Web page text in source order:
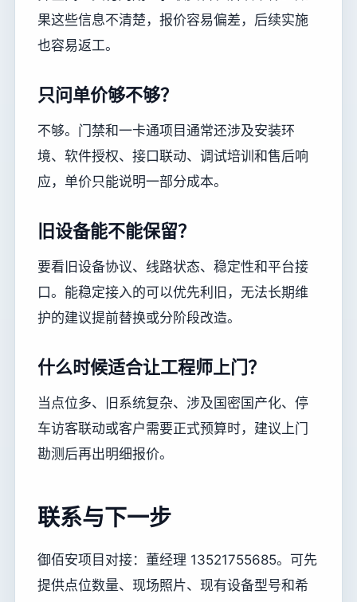
果这些信息不清楚，报价容易偏差，后续实施
也容易返工。
只问单价够不够？
不够。门禁和一卡通项目通常还涉及安装环
境、软件授权、接口联动、调试培训和售后响
应，单价只能说明一部分成本。
旧设备能不能保留？
要看旧设备协议、线路状态、稳定性和平台接
口。能稳定接入的可以优先利旧，无法长期维
护的建议提前替换或分阶段改造。
什么时候适合让工程师上门？
当点位多、旧系统复杂、涉及国密国产化、停
车访客联动或客户需要正式预算时，建议上门
勘测后再出明细报价。
联系与下一步
御佰安项目对接：董经理 13521755685。可先
提供点位数量、现场照片、现有设备型号和希